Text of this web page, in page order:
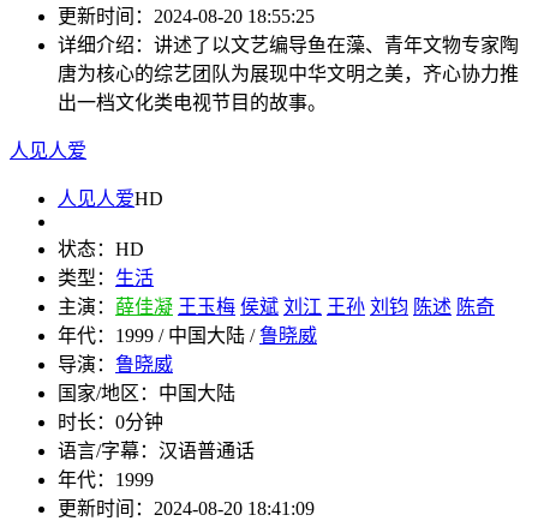
更新时间： 2024-08-20 18:55:25
详细介绍： 讲述了以文艺编导鱼在藻、青年文物专家陶
唐为核心的综艺团队为展现中华文明之美，齐心协力推
出一档文化类电视节目的故事。
人见人爱
人见人爱HD
状态： HD
类型： 生活
主演： 薛佳凝 王玉梅 侯斌 刘江 王孙 刘钧 陈述 陈奇
年代： 1999 / 中国大陆 /鲁晓威
导演： 鲁晓威
国家/地区： 中国大陆
时长： 0分钟
语言/字幕： 汉语普通话
年代： 1999
更新时间： 2024-08-20 18:41:09